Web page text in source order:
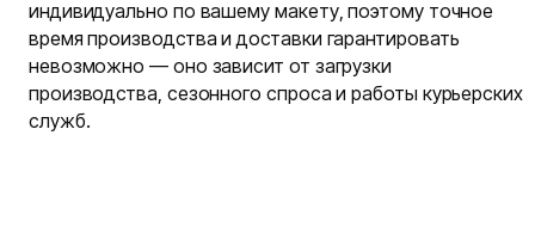
индивидуально по вашему макету, поэтому точное
время производства и доставки гарантировать
невозможно — оно зависит от загрузки
производства, сезонного спроса и работы курьерских
служб.